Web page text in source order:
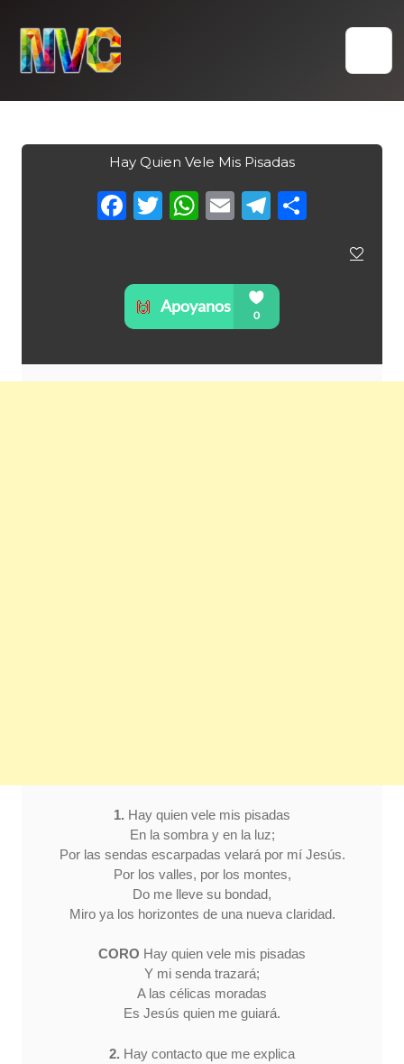
content
Hay Quien Vele Mis Pisadas
Facebook
Twitter
WhatsApp
Email
1. Hay quien vele mis pisadas
En la sombra y en la luz;
Por las sendas escarpadas velará por mí Jesús.
Por los valles, por los montes,
Do me lleve su bondad,
Miro ya los horizontes de una nueva claridad.
CORO Hay quien vele mis pisadas
Y mi senda trazará;
A las célicas moradas
Es Jesús quien me guiará.
2. Hay contacto que me explica